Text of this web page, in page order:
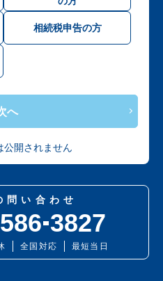
相続税申告の方
へ
公開されません
問い合わせ
3827
全国対応 最短当日